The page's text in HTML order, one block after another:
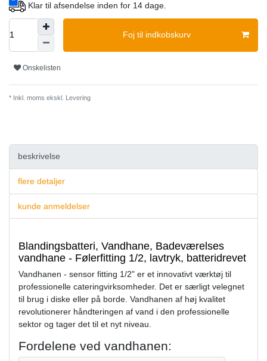
Klar til afsendelse inden for 14 dage.
Foj til indkobskurv
Onskelisten
* Inkl. moms ekskl. Levering
beskrivelse
flere detaljer
kunde anmeldelser
Blandingsbatteri, Vandhane, Badeværelses
vandhane - Følerfitting 1/2, lavtryk, batteridrevet
Vandhanen - sensor fitting 1/2" er et innovativt værktøj til
professionelle cateringvirksomheder. Det er særligt velegnet
til brug i diske eller på borde. Vandhanen af høj kvalitet
revolutionerer håndteringen af vand i den professionelle
sektor og tager det til et nyt niveau.
Fordelene ved vandhanen: